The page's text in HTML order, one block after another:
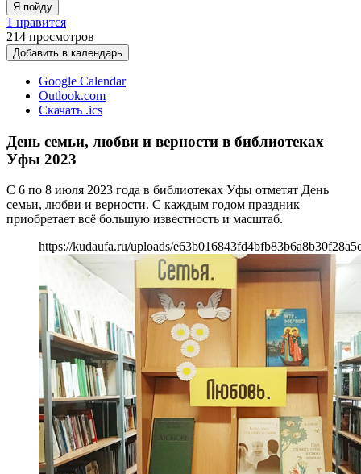
Я пойду
1 нравится
214 просмотров
Добавить в календарь
Google Calendar
Outlook.com
Скачать .ics
День семьи, любви и верности в библиотеках
Уфы 2023
С 6 по 8 июля 2023 года в библиотеках Уфы отметят День
семьи, любви и верности. С каждым годом праздник
приобретает всё большую известность и масштаб.
https://kudaufa.ru/uploads/